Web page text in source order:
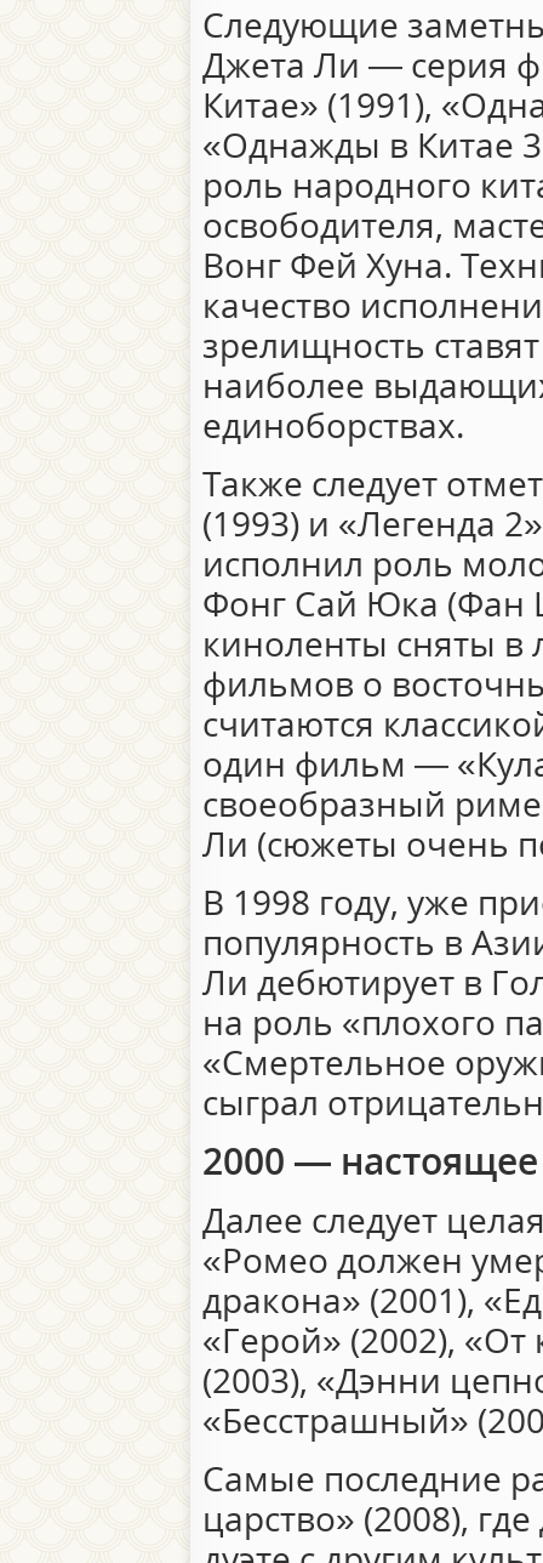
Следующие
Джета Ли — серия
Китае» (1991),
«Однажды в Китае
роль народного
освободителя,
Вонг Фей Хуна.
качество
зрелищность
наиболее
единоборствах.
Также следует
(1993) и «Легенда
исполнил роль
Фонг Сай Юка (Фан
киноленты сняты в
фильмов о
считаются
один фильм —
своеобразный
Ли (сюжеты очень
В 1998 году, уже
популярность в
Ли дебютирует в
на роль «плохого
«Смертельное
сыграл
2000 —
Далее следует
«Ромео должен
дракона» (2001),
«Герой» (2002),
(2003), «Дэнни
«Бесстрашный»
Самые последние
царство» (2008),